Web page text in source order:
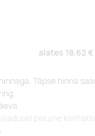
alates 18,62 €
Täpse hinna
palume